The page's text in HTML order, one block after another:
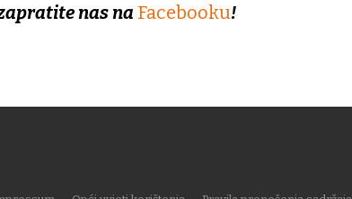
nas na Facebooku!